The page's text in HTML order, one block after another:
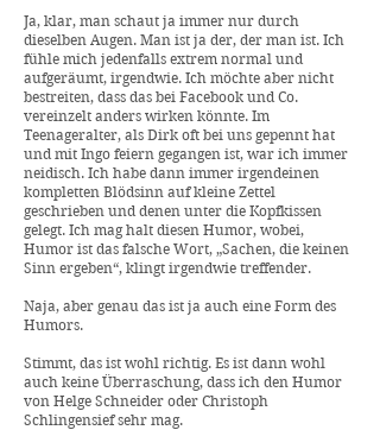
Ja, klar, man schaut ja immer nur durch
dieselben Augen. Man ist ja der, der man ist. Ich
fühle mich jedenfalls extrem normal und
aufgeräumt, irgendwie. Ich möchte aber nicht
bestreiten, dass das bei Facebook und Co.
vereinzelt anders wirken könnte. Im
Teenageralter, als Dirk oft bei uns gepennt hat
und mit Ingo feiern gegangen ist, war ich immer
neidisch. Ich habe dann immer irgendeinen
kompletten Blödsinn auf kleine Zettel
geschrieben und denen unter die Kopfkissen
gelegt. Ich mag halt diesen Humor, wobei,
Humor ist das falsche Wort, „Sachen, die keinen
Sinn ergeben“, klingt irgendwie treffender.
Naja, aber genau das ist ja auch eine Form des
Humors.
Stimmt, das ist wohl richtig. Es ist dann wohl
auch keine Überraschung, dass ich den Humor
von Helge Schneider oder Christoph
Schlingensief sehr mag.